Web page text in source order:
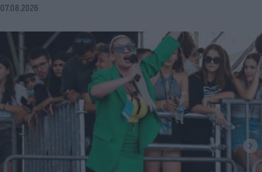
07.08.2026